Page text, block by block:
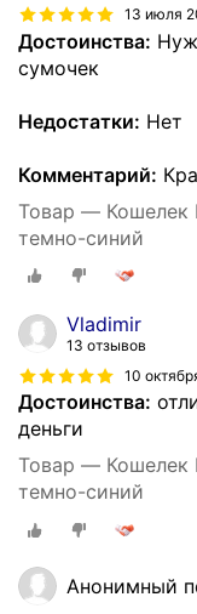
13 июля
Достоинства:
сумочек
Недостатки: Нет
Комментарий:
Товар — Кошелек
темно-синий
Vladimir
13 отзывов
10
Достоинства:
деньги
Товар — Кошелек
темно-синий
Анонимный